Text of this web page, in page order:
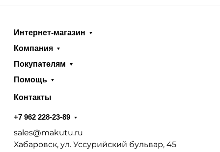
Интернет-магазин
Компания
Покупателям
Помощь
Контакты
+7 962 228-23-89
sales@makutu.ru
Хабаровск, ул. Уссурийский бульвар, 45